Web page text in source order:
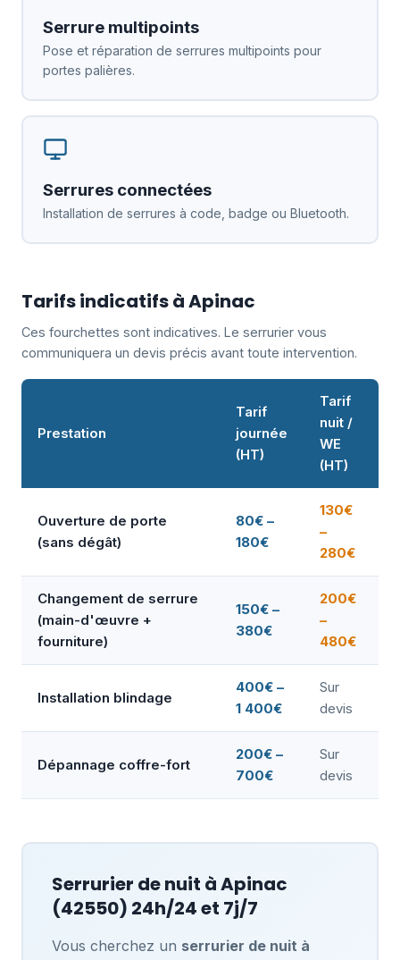
Serrure multipoints
Pose et réparation de serrures multipoints pour
portes palières.
Serrures connectées
Installation de serrures à code, badge ou Bluetooth.
Tarifs indicatifs à Apinac
Ces fourchettes sont indicatives. Le serrurier vous
communiquera un devis précis avant toute intervention.
Prestation
Tarif
journée
(HT)
Tarif
nuit /
WE
(HT)
Ouverture de porte
(sans dégât)
80€ –
180€
130€
–
280€
Changement de serrure
(main-d'œuvre +
fourniture)
150€ –
380€
200€
–
480€
Installation blindage
400€ –
1 400€
Sur
devis
Dépannage coffre-fort
200€ –
700€
Sur
devis
Serrurier de nuit àApinac
(42550) 24h/24 et 7j/7
Vous cherchez un serrurier de nuit à